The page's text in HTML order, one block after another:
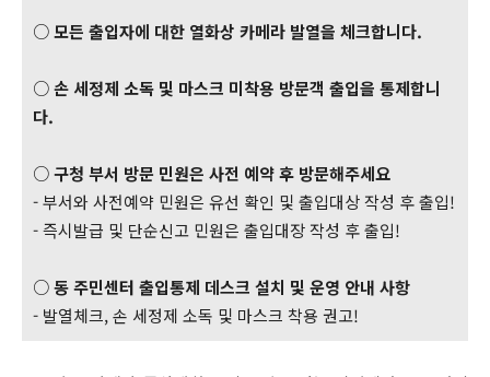
○모든 출입자에 대한 열화상 카메라 발열을 체크합니다.
○손 세정제 소독 및 마스크 미착용 방문객 출입을 통제합니
다.
○구청 부서 방문 민원은 사전 예약 후 방문해주세요
- 부서와 사전예약 민원은 유선 확인 및 출입대상 작성 후 출입!
- 즉시발급 및 단순신고 민원은 출입대장 작성 후 출입!
○동 주민센터 출입통제 데스크 설치 및 운영 안내 사항
- 발열체크, 손 세정제 소독 및 마스크 착용 권고!